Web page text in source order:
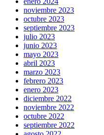
noviembre 2023
octubre 2023
septiembre 2023
julio 2023
junio 2023
mayo 2023
abril 2023
marzo 2023
febrero 2023
enero 2023
diciembre 2022
noviembre 2022
octubre 2022
septiembre 2022